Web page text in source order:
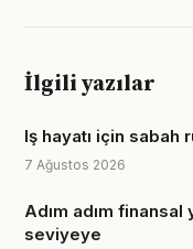
İlgili yazılar
Iş hayatı için sabah
7 Ağustos 2026
Adım adım finansal
seviyeye